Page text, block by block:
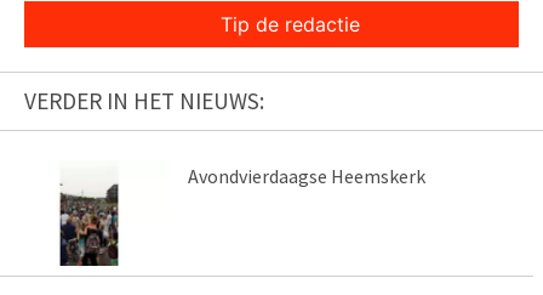
Tip de redactie
VERDER IN HET NIEUWS:
Avondvierdaagse Heemskerk